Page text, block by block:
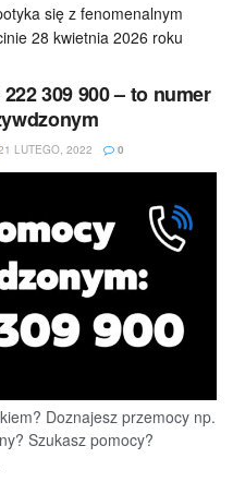
się z fenomenalnym
28 kwietnia 2026 roku
309 900 – to numer
LUTEGO, 2022 0
Doznajesz przemocy np.
Szukasz pomocy?